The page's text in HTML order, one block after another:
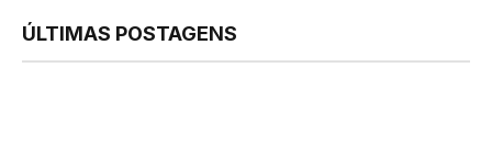
ÚLTIMAS POSTAGENS